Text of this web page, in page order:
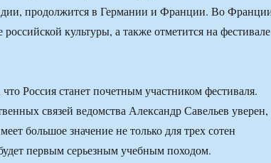
продолжится в Германии и Франции. Во
культуры, а также отметится на фестивале
Россия станет почетным участником фестиваля.
связей ведомства Александр Савельев уверен,
большое значение не только для трех сотен
первым серьезным учебным походом.